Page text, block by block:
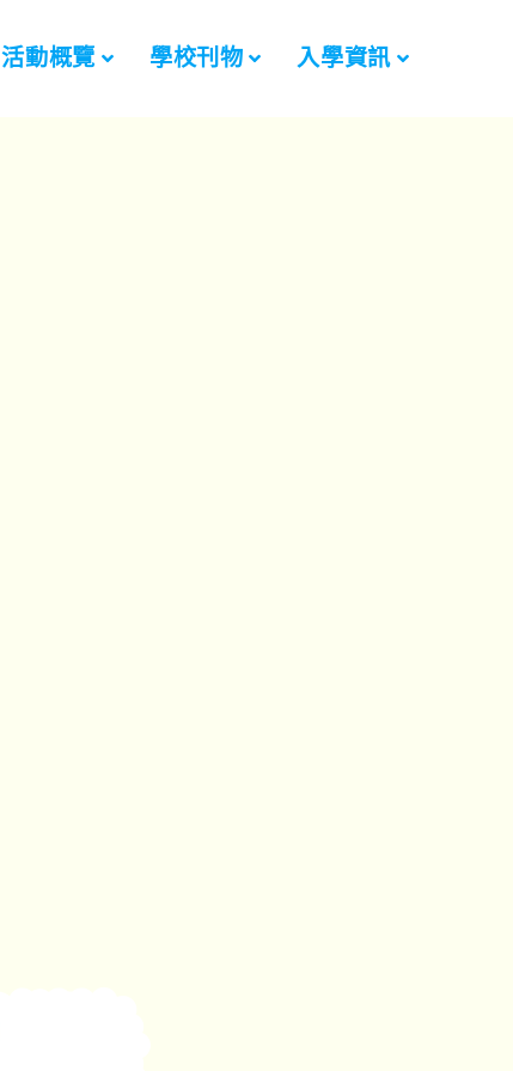
活動概覽 學校刊物 入學資訊